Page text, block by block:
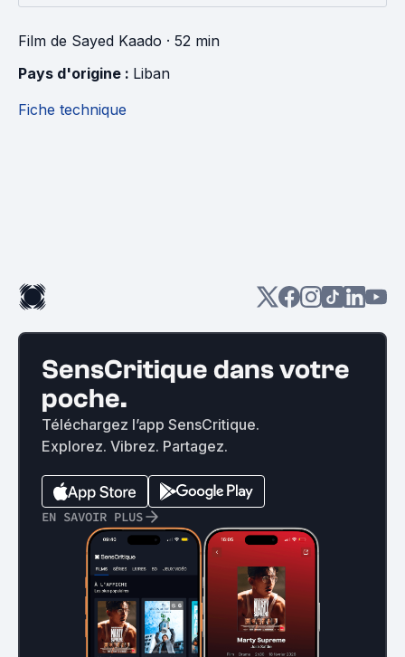
Film de Sayed Kaado · 52 min
Pays d'origine : Liban
Fiche technique
SensCritique dans votre
poche.
Téléchargez l’app SensCritique.
Explorez. Vibrez. Partagez.
EN SAVOIR PLUS